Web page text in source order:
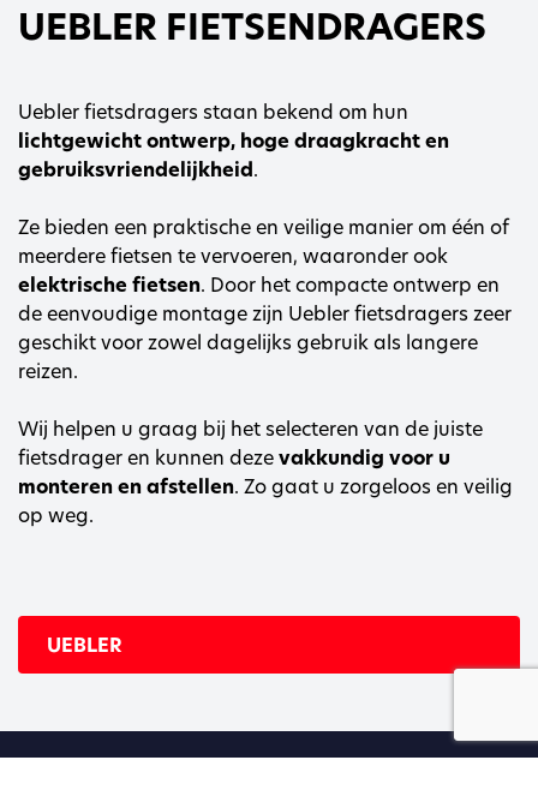
UEBLER FIETSENDRAGERS
Uebler fietsdragers staan bekend om hun
lichtgewicht ontwerp, hoge draagkracht en
gebruiksvriendelijkheid.
Ze bieden een praktische en veilige manier om één of
meerdere fietsen te vervoeren, waaronder ook
elektrische fietsen. Door het compacte ontwerp en
de eenvoudige montage zijn Uebler fietsdragers zeer
geschikt voor zowel dagelijks gebruik als langere
reizen.
Wij helpen u graag bij het selecteren van de juiste
fietsdrager en kunnen dezevakkundig voor u
monteren en afstellen. Zo gaat u zorgeloos en veilig
op weg.
UEBLER